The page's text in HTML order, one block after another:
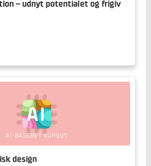
– udnyt potentialet og frigiv
design